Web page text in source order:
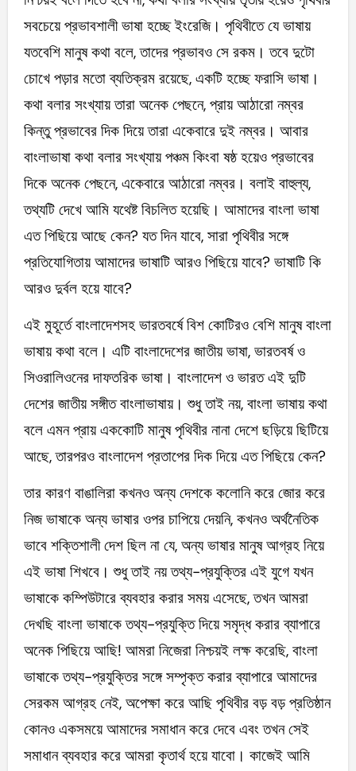
সবচেয়ে প্রভাবশালী ভাষা হচ্ছে ইংরেজি। পৃথিবীতে যে ভাষায়
যতবেশি মানুষ কথা বলে, তাদের প্রভাবও সে রকম। তবে দুটো
চোখে পড়ার মতো ব্যতিক্রম রয়েছে, একটি হচ্ছে ফরাসি ভাষা।
কথা বলার সংখ্যায় তারা অনেক পেছনে, প্রায় আঠারো নম্বর
কিন্তু প্রভাবের দিক দিয়ে তারা একেবারে দুই নম্বর। আবার
বাংলাভাষা কথা বলার সংখ্যায় পঞ্চম কিংবা ষষ্ঠ হয়েও প্রভাবের
দিকে অনেক পেছনে, একেবারে আঠারো নম্বর। বলাই বাহুল্য,
তথ্যটি দেখে আমি যথেষ্ট বিচলিত হয়েছি। আমাদের বাংলা ভাষা
এত পিছিয়ে আছে কেন? যত দিন যাবে, সারা পৃথিবীর সঙ্গে
প্রতিযোগিতায় আমাদের ভাষাটি আরও পিছিয়ে যাবে? ভাষাটি কি
আরও দুর্বল হয়ে যাবে?
এই মুহূর্তে বাংলাদেশসহ ভারতবর্ষে বিশ কোটিরও বেশি মানুষ বাংলা
ভাষায় কথা বলে। এটি বাংলাদেশের জাতীয় ভাষা, ভারতবর্ষ ও
সিওরালিওনের দাফতরিক ভাষা। বাংলাদেশ ও ভারত এই দুটি
দেশের জাতীয় সঙ্গীত বাংলাভাষায়। শুধু তাই নয়, বাংলা ভাষায় কথা
বলে এমন প্রায় এককোটি মানুষ পৃথিবীর নানা দেশে ছড়িয়ে ছিটিয়ে
আছে, তারপরও বাংলাদেশ প্রতাপের দিক দিয়ে এত পিছিয়ে কেন?
তার কারণ বাঙালিরা কখনও অন্য দেশকে কলোনি করে জোর করে
নিজ ভাষাকে অন্য ভাষার ওপর চাপিয়ে দেয়নি, কখনও অর্থনৈতিক
ভাবে শক্তিশালী দেশ ছিল না যে, অন্য ভাষার মানুষ আগ্রহ নিয়ে
এই ভাষা শিখবে। শুধু তাই নয় তথ্য-প্রযুক্তির এই যুগে যখন
ভাষাকে কম্পিউটারে ব্যবহার করার সময় এসেছে, তখন আমরা
দেখছি বাংলা ভাষাকে তথ্য-প্রযুক্তি দিয়ে সমৃদ্ধ করার ব্যাপারে
অনেক পিছিয়ে আছি! আমরা নিজেরা নিশ্চয়ই লক্ষ করেছি, বাংলা
ভাষাকে তথ্য-প্রযুক্তির সঙ্গে সম্পৃক্ত করার ব্যাপারে আমাদের
সেরকম আগ্রহ নেই, অপেক্ষা করে আছি পৃথিবীর বড় বড় প্রতিষ্ঠান
কোনও একসময়ে আমাদের সমাধান করে দেবে এবং তখন সেই
সমাধান ব্যবহার করে আমরা কৃতার্থ হয়ে যাবো। কাজেই আমি